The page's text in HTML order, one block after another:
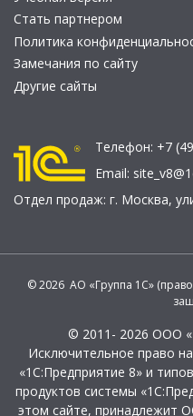
Стать партнером
Политика
Замечания по сайту
Другие сайты
Телефон: +7
Email:
Отдел продаж: г. Москва,
© 2026 АО «Группа 1С»
© 2011- 2026 ООО
Исключительное право
«1С:Предприятие 8» и
продуктов системы
этом сайте, принадлежит